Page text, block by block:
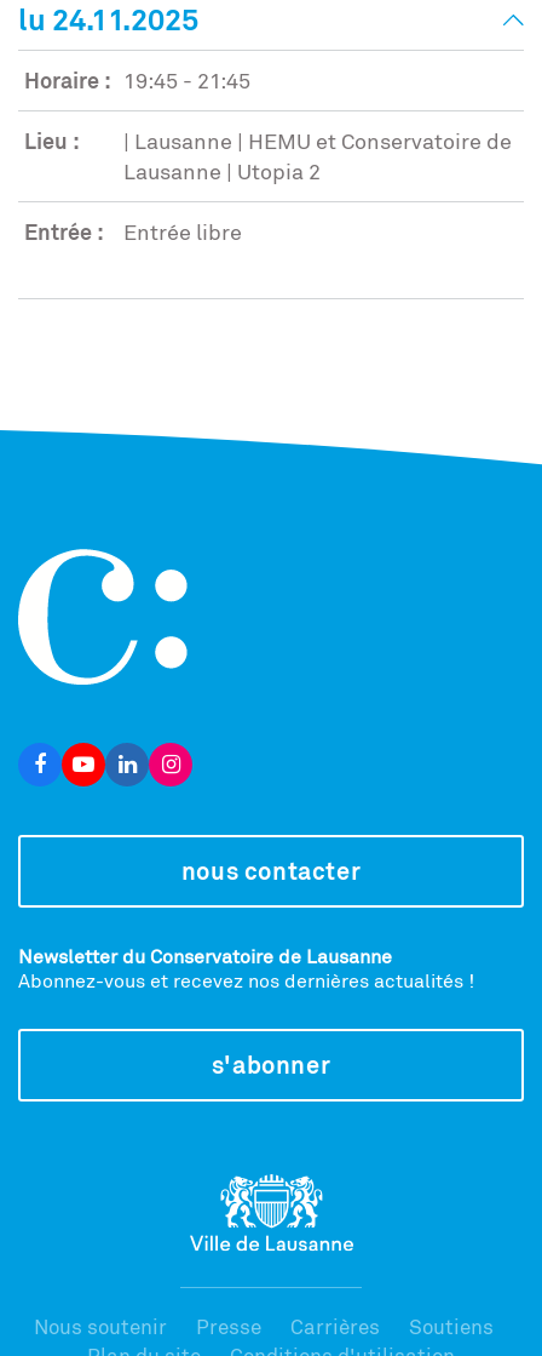
lu 24.11.2025
Horaire : 19:45 - 21:45
Lieu :
| Lausanne | HEMU et Conservatoire de
Lausanne | Utopia 2
Entrée : Entrée libre
nous contacter
Newsletter du Conservatoire de Lausanne
Abonnez-vous et recevez nos dernières actualités !
s'abonner
Nous soutenir Presse Carrières
Soutiens